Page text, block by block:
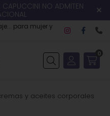
NO ADMITEN
para mujer y
Buscar
0
y aceites corporales